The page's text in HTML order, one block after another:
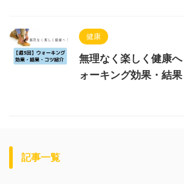
健康
無理なく楽しく健康
ォーキング効果・結
記事一覧